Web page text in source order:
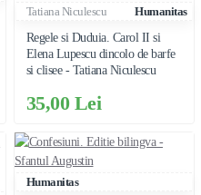
Tatiana Niculescu
Humanitas
Regele si Duduia. Carol II si
Elena Lupescu dincolo de barfe
si clisee - Tatiana Niculescu
35,00 Lei
Humanitas